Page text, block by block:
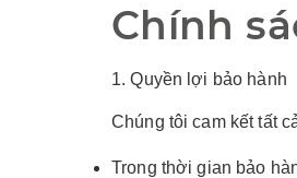
Chính
1. Quyền lợi bảo hành
Chúng tôi cam kết tất
Trong thời gian bảo